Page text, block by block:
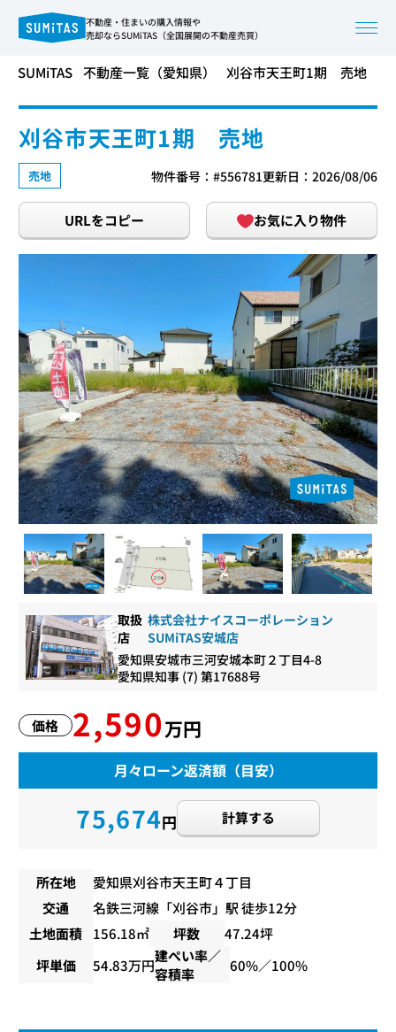
不動産・住まいの購入情報や
売却ならSUMiTAS（全国展開の不動産売買）
SUMiTAS 不動産一覧（愛知県） 刈谷市天王町1期 売地
刈谷市天王町1期 売地
売地 物件番号：#556781更新日：2026/08/06
URLをコピー お気に入り物件
取扱
店
株式会社ナイスコーポレーション
SUMiTAS安城店
愛知県安城市三河安城本町２丁目4-8
愛知県知事 (7) 第17688号
価格 2,590万円
月々ローン返済額（目安）
75,674円 計算する
所在地
愛知県刈谷市天王町４丁目
交通
名鉄三河線 「刈谷市」駅 徒歩12分
土地面積
156.18㎡ 坪数
47.24坪
坪単価
54.83万円建ぺい率／
容積率
60%／100%